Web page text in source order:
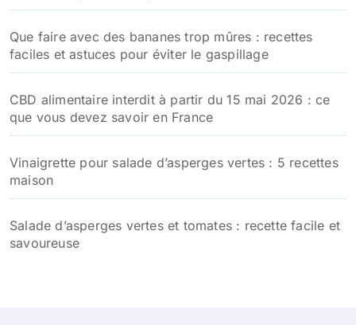
Que faire avec des bananes trop mûres : recettes
faciles et astuces pour éviter le gaspillage
CBD alimentaire interdit à partir du 15 mai 2026 : ce
que vous devez savoir en France
Vinaigrette pour salade d’asperges vertes : 5 recettes
maison
Salade d’asperges vertes et tomates : recette facile et
savoureuse